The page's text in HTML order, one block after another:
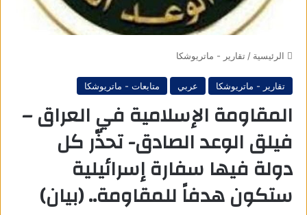
الرئيسية / تقارير - ماتريوشكا
تقارير - ماتريوشكا عربي متابعات - ماتريوشكا
المقاومة الإسلامية في العراق –
فيلق الوعد الصادق- تحذّر كل
دولة فيها سفارة إسرائيلية
ستكون هدفاً للمقاومة.. (بيان)